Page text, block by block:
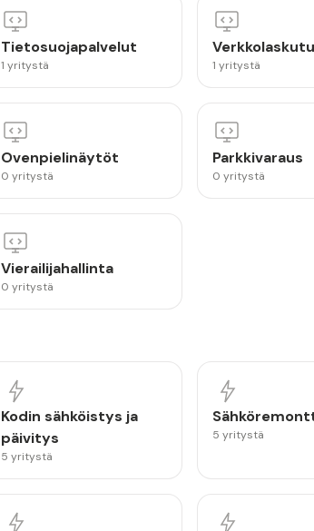
Tietosuojapalvelut
1 yritystä 1 yritystä
Ovenpielinäytöt
0 yritystä
Parkkivaraus
0 yritystä
Vierailijahallinta
0 yritystä
Kodin sähköistys ja
päivitys
5 yritystä
5 yritystä